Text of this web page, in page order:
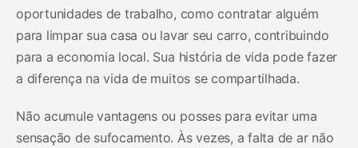
oportunidades de trabalho, como contratar alguém
para limpar sua casa ou lavar seu carro, contribuindo
para a economia local. Sua história de vida pode fazer
a diferença na vida de muitos se compartilhada.
Não acumule vantagens ou posses para evitar uma
sensação de sufocamento. Às vezes, a falta de ar não